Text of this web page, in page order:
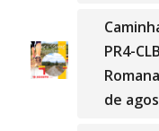
PR4-
de